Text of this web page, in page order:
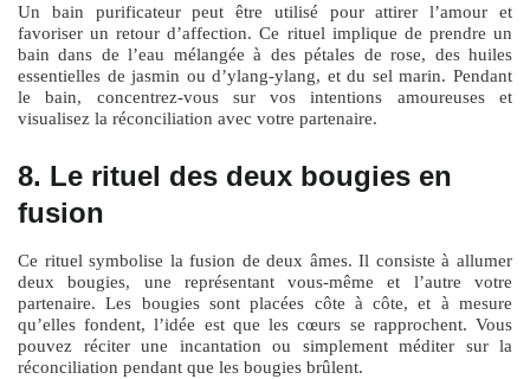
Un bain purificateur peut être utilisé pour attirer l’amour et
favoriser un retour d’affection. Ce rituel implique de prendre un
bain dans de l’eau mélangée à des pétales de rose, des huiles
essentielles de jasmin ou d’ylang-ylang, et du sel marin. Pendant
le bain, concentrez-vous sur vos intentions amoureuses et
visualisez la réconciliation avec votre partenaire.
8. Le rituel des deux bougies en
fusion
Ce rituel symbolise la fusion de deux âmes. Il consiste à allumer
deux bougies, une représentant vous-même et l’autre votre
partenaire. Les bougies sont placées côte à côte, et à mesure
qu’elles fondent, l’idée est que les cœurs se rapprochent. Vous
pouvez réciter une incantation ou simplement méditer sur la
réconciliation pendant que les bougies brûlent.